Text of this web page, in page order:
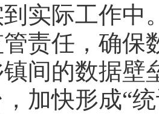
实际工作中
责任，确保
间的数据壁
加快形成“